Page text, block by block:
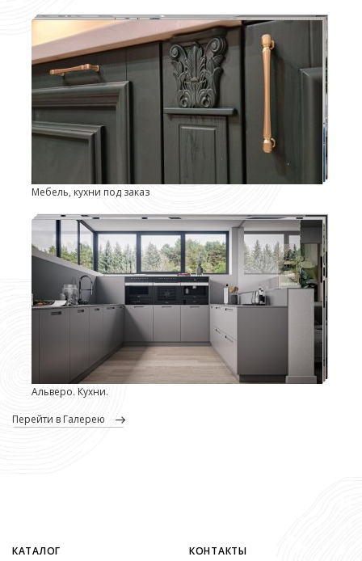
Мебель, кухни под заказ
Альверо. Кухни.
перейти в Галерею
КАТАЛОГ
КОНТАКТЫ